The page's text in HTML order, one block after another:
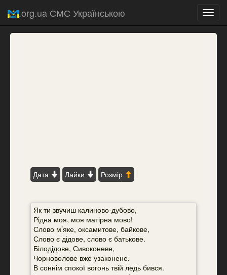
.org.ua СМС Українською
Дата Лайки Розмір
Як ти звучиш калиново-дубово,
Рідна моя, моя матірна мово!
Слово м’яке, оксамитове, байкове,
Слово є дідове, слово є батькове.
Білодідове, Сивоконеве,
Чорноволове вже узаконене.
В соннім спокої вогонь твій ледь бився.